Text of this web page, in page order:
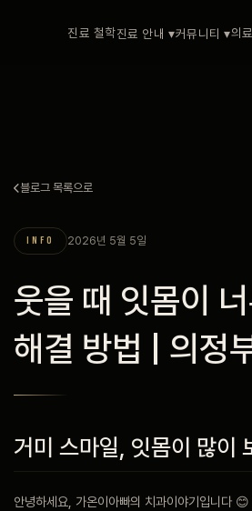
진료 철학진료 안내 ▾커뮤니티 ▾의
블로그 목록으로
INFO 2026년 5월 5일
웃을 때 잇몸이
해결 방법 | 의정
거미 스마일, 잇몸이 많이
안녕하세요, 가온이아빠의 치과이야기입니다 😊